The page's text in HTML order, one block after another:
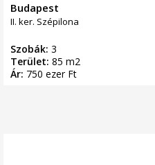
Budapest
II. ker. Szépilona
Szobák: 3
Terület: 85 m2
Ár: 750 ezer Ft